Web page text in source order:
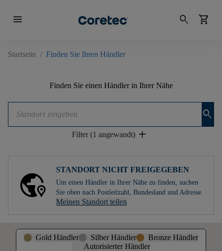
menu search shopping_cart
Startseite / Finden Sie Ihren Händler
Finden Sie einen Händler in Ihrer Nähe
search
Filter (1 angewandt) add
STANDORT NICHT FREIGEGEBEN
Um einen Händler in Ihrer Nähe zu finden, suchen
Sie oben nach Postleitzahl, Bundesland und Adresse.
Meinen Standort teilen
Gold Händler Silber Händler
Bronze Händler
Autorisierter Händler